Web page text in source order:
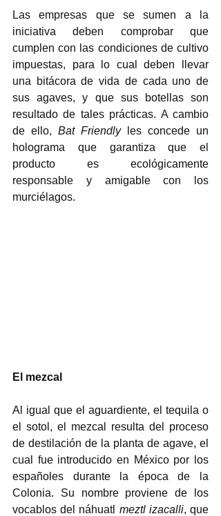
Las empresas que se sumen a la
iniciativa deben comprobar que
cumplen con las condiciones de cultivo
impuestas, para lo cual deben llevar
una bitácora de vida de cada uno de
sus agaves, y que sus botellas son
resultado de tales prácticas. A cambio
de ello, Bat Friendly les concede un
holograma que garantiza que el
producto es ecológicamente
responsable y amigable con los
murciélagos.
El mezcal
Al igual que el aguardiente, el tequila o
el sotol, el mezcal resulta del proceso
de destilación de la planta de agave, el
cual fue introducido en México por los
españoles durante la época de la
Colonia. Su nombre proviene de los
vocablos del náhuatl meztl izacalli, que